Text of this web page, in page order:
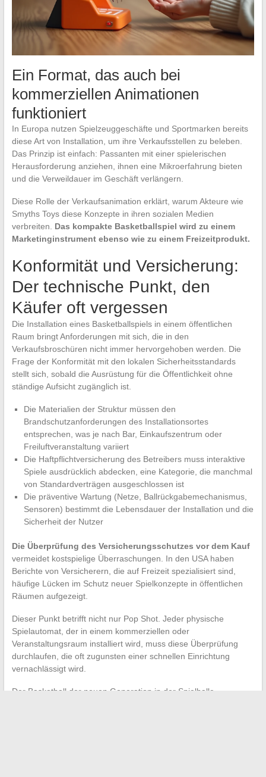
Ein Format, das auch bei
kommerziellen Animationen
funktioniert
In Europa nutzen Spielzeuggeschäfte und Sportmarken bereits
diese Art von Installation, um ihre Verkaufsstellen zu beleben.
Das Prinzip ist einfach: Passanten mit einer spielerischen
Herausforderung anziehen, ihnen eine Mikroerfahrung bieten
und die Verweildauer im Geschäft verlängern.
Diese Rolle der Verkaufsanimation erklärt, warum Akteure wie
Smyths Toys diese Konzepte in ihren sozialen Medien
verbreiten. Das kompakte Basketballspiel wird zu einem
Marketinginstrument ebenso wie zu einem Freizeitprodukt.
Konformität und Versicherung:
Der technische Punkt, den
Käufer oft vergessen
Die Installation eines Basketballspiels in einem öffentlichen
Raum bringt Anforderungen mit sich, die in den
Verkaufsbroschüren nicht immer hervorgehoben werden. Die
Frage der Konformität mit den lokalen Sicherheitsstandards
stellt sich, sobald die Ausrüstung für die Öffentlichkeit ohne
ständige Aufsicht zugänglich ist.
Die Materialien der Struktur müssen den
Brandschutzanforderungen des Installationsortes
entsprechen, was je nach Bar, Einkaufszentrum oder
Freiluftveranstaltung variiert
Die Haftpflichtversicherung des Betreibers muss interaktive
Spiele ausdrücklich abdecken, eine Kategorie, die manchmal
von Standardverträgen ausgeschlossen ist
Die präventive Wartung (Netze, Ballrückgabemechanismus,
Sensoren) bestimmt die Lebensdauer der Installation und die
Sicherheit der Nutzer
Die Überprüfung des Versicherungsschutzes vor dem Kauf
vermeidet kostspielige Überraschungen. In den USA haben
Berichte von Versicherern, die auf Freizeit spezialisiert sind,
häufige Lücken im Schutz neuer Spielkonzepte in öffentlichen
Räumen aufgezeigt.
Dieser Punkt betrifft nicht nur Pop Shot. Jeder physische
Spielautomat, der in einem kommerziellen oder
Veranstaltungsraum installiert wird, muss diese Überprüfung
durchlaufen, die oft zugunsten einer schnellen Einrichtung
vernachlässigt wird.
Der Basketball der neuen Generation in der Spielhalle